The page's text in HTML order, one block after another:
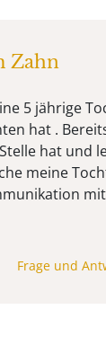
Zahn
5 jährige
hat .
hat und
meine
Frage und